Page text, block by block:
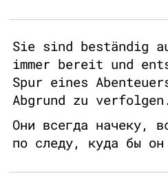
Sie sind beständig
immer bereit und
Spur eines
Abgrund zu
Они всегда начеку,
по следу, куда бы